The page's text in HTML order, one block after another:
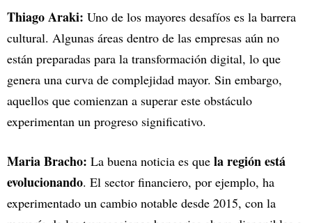
Thiago Araki: Uno de los mayores desafíos es la barrera
cultural. Algunas áreas dentro de las empresas aún no
están preparadas para la transformación digital, lo que
genera una curva de complejidad mayor. Sin embargo,
aquellos que comienzan a superar este obstáculo
experimentan un progreso significativo.
Maria Bracho: La buena noticia es que la región está
evolucionando. El sector financiero, por ejemplo, ha
experimentado un cambio notable desde 2015, con la